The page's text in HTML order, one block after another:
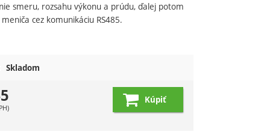
smeru, rozsahu výkonu a prúdu, ďalej potom
cez komunikáciu RS485.
Skladom
Kúpiť